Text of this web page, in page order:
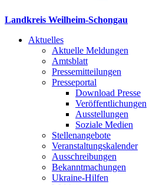
Landkreis Weilheim-Schongau
Aktuelles
Aktuelle Meldungen
Amtsblatt
Pressemitteilungen
Presseportal
Download Presse
Veröffentlichungen
Ausstellungen
Soziale Medien
Stellenangebote
Veranstaltungskalender
Ausschreibungen
Bekanntmachungen
Ukraine-Hilfen